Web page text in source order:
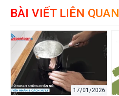
BÀI VIẾT LIÊN QUAN
17/01/2026